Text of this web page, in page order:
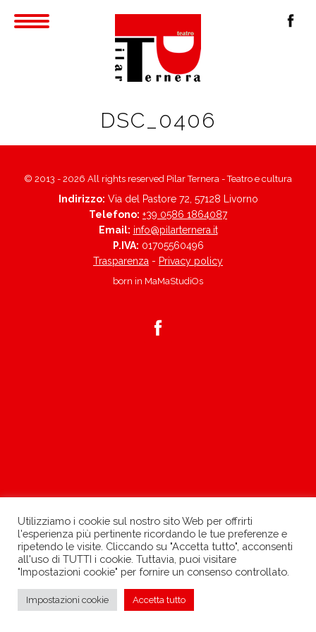
DSC_0406
»
© 2013 - 2026 All rights reserved Pilar Ternera - Teatro e cultura
Indirizzo: Via del Pastore 72, 57128 Livorno
Telefono: +39 0586 1864087
Email: info@pilarternera.it
P.IVA: 01705560496
Trasparenza - Privacy policy
born in MaMaStudiOs
Utilizziamo i cookie sul nostro sito Web per offrirti
l'esperienza più pertinente ricordando le tue preferenze e
ripetendo le visite. Cliccando su "Accetta tutto", acconsenti
all'uso di TUTTI i cookie. Tuttavia, puoi visitare
"Impostazioni cookie" per fornire un consenso controllato.
Impostazioni cookie Accetta tutto